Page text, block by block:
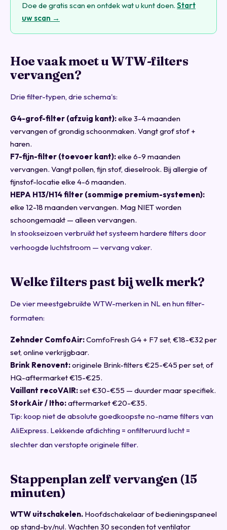
Doe de gratis scan en ontdek wat u kunt doen. Start
uw scan →
Hoe vaak moet u WTW-filters
vervangen?
Drie filter-typen, drie schema's:
G4-grof-filter (afzuig kant):elke 3-4 maanden
vervangen of grondig schoonmaken. Vangt grof stof +
haren.
F7-fijn-filter (toevoer kant):elke 6-9 maanden
vervangen. Vangt pollen, fijn stof, dieselrook. Bij allergie of
fijnstof-locatie elke 4-6 maanden.
HEPA H13/H14 filter (sommige premium-systemen):
elke 12-18 maanden vervangen. Mag NIET worden
schoongemaakt — alleen vervangen.
In stookseizoen verbruikt het systeem hardere filters door
verhoogde luchtstroom — vervang vaker.
Welke filters past bij welk merk?
De vier meestgebruikte WTW-merken in NL en hun filter-
formaten:
Zehnder ComfoAir:ComfoFresh G4 + F7 set, €18-€32 per
set, online verkrijgbaar.
Brink Renovent:originele Brink-filters €25-€45 per set, of
HQ-aftermarket €15-€25.
Vaillant recoVAIR:set €30-€55 — duurder maar specifiek.
StorkAir / Itho:aftermarket €20-€35.
Tip: koop niet de absolute goedkoopste no-name filters van
AliExpress. Lekkende afdichting = onfilteruurd lucht =
slechter dan verstopte originele filter.
Stappenplan zelf vervangen (15
minuten)
WTW uitschakelen. Hoofdschakelaar of bedieningspaneel
op stand-by/nul. Wachten 30 seconden tot ventilator